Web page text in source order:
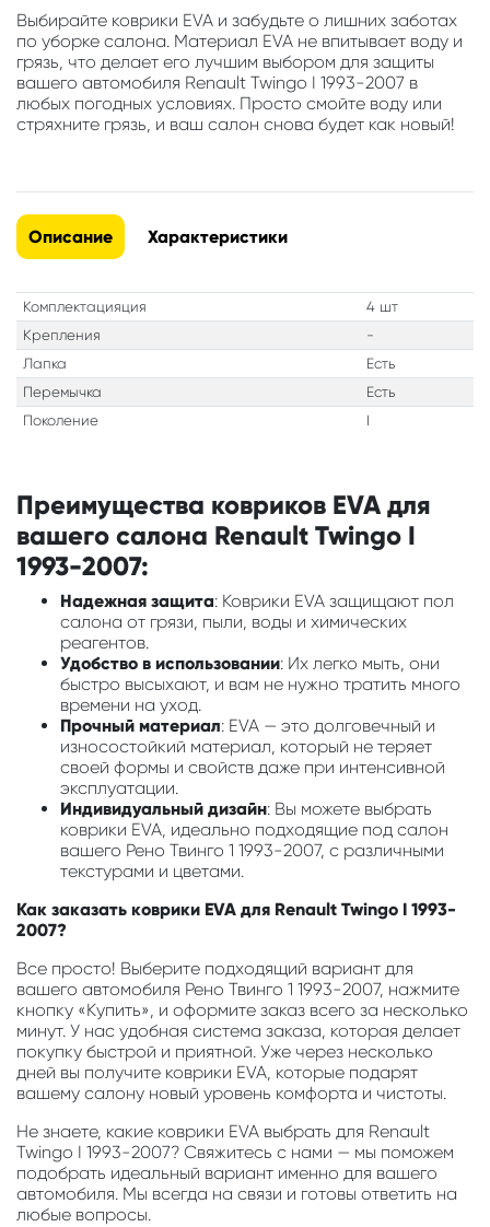
Выбирайте коврики EVA и забудьте о лишних заботах
по уборке салона. Материал EVA не впитывает воду и
грязь, что делает его лучшим выбором для защиты
вашего автомобиля Renault Twingo I 1993-2007 в
любых погодных условиях. Просто смойте воду или
стряхните грязь, и ваш салон снова будет как новый!
Описание Характеристики
Комплектацияция
4 шт
Крепления
-
Лапка
Есть
Перемычка
Есть
Поколение
I
Преимущества ковриков EVA для
вашего салона Renault Twingo I
1993-2007:
Надежная защита: Коврики EVA защищают пол
салона от грязи, пыли, воды и химических
реагентов.
Удобство в использовании: Их легко мыть, они
быстро высыхают, и вам не нужно тратить много
времени на уход.
Прочный материал: EVA — это долговечный и
износостойкий материал, который не теряет
своей формы и свойств даже при интенсивной
эксплуатации.
Индивидуальный дизайн: Вы можете выбрать
коврики EVA, идеально подходящие под салон
вашего Рено Твинго 1 1993-2007, с различными
текстурами и цветами.
Как заказать коврики EVA для Renault Twingo I 1993-
2007?
Все просто! Выберите подходящий вариант для
вашего автомобиля Рено Твинго 1 1993-2007, нажмите
кнопку «Купить», и оформите заказ всего за несколько
минут. У нас удобная система заказа, которая делает
покупку быстрой и приятной. Уже через несколько
дней вы получите коврики EVA, которые подарят
вашему салону новый уровень комфорта и чистоты.
Не знаете, какие коврики EVA выбрать для Renault
Twingo I 1993-2007? Свяжитесь с нами — мы поможем
подобрать идеальный вариант именно для вашего
автомобиля. Мы всегда на связи и готовы ответить на
любые вопросы.